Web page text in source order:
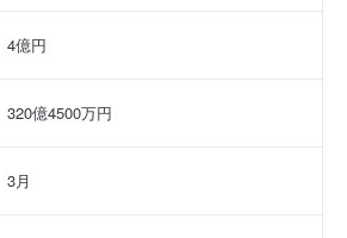
4億円
320億4500万円
3月